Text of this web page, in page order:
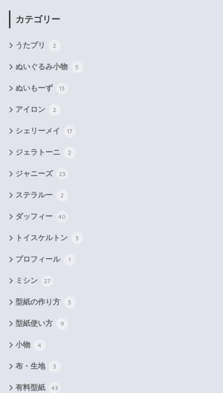
カテゴリー
うたプリ 2
ぬいぐるみ小物 5
ぬいもーず 13
アイロン 2
シェリーメイ 17
ジェラトーニ 2
ジャニーズ 23
ステラルー 2
ダッフィー 40
トイスケルトン 3
プロフィール 1
ミシン 27
型紙の作り方 3
型紙使い方 9
小物 4
布・生地 3
有料型紙 43